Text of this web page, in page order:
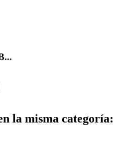
la misma categoría: